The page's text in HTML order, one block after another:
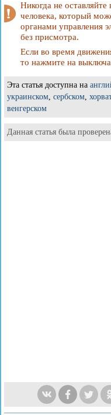
Никогда не
человека, который
органами управления
без присмотра.
Если во время
то нажмите на
Эта статья доступна на
украинском, сербском,
венгерском
Данная статья была